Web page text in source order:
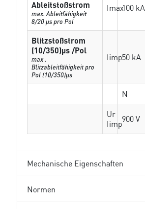
Ableitstoßstrom
max. Ableitfähigkeit
8/20 µs pro Pol
Imax100 kA
Blitzstoßstrom
(10/350)µs /Pol
max .
Blitzableitfähigkeit pro
Pol (10/350)µs
Iimp50 kA
N
Ur
Iimp900 V
Mechanische Eigenschaften
Normen